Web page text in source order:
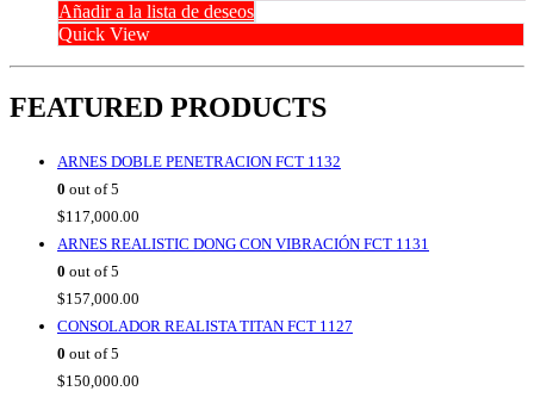
Añadir a la lista de deseos
Quick View
FEATURED PRODUCTS
ARNES DOBLE PENETRACION FCT 1132
0 out of 5
$117,000.00
ARNES REALISTIC DONG CON VIBRACIÓN FCT 1131
0 out of 5
$157,000.00
CONSOLADOR REALISTA TITAN FCT 1127
0 out of 5
$150,000.00